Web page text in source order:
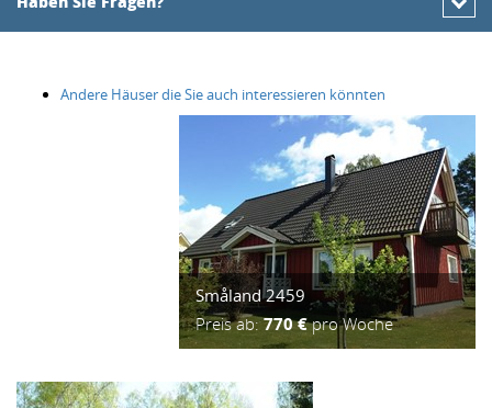
Andere Häuser die Sie auch interessieren könnten
Småland 2459
Preis ab:770 €pro Woche